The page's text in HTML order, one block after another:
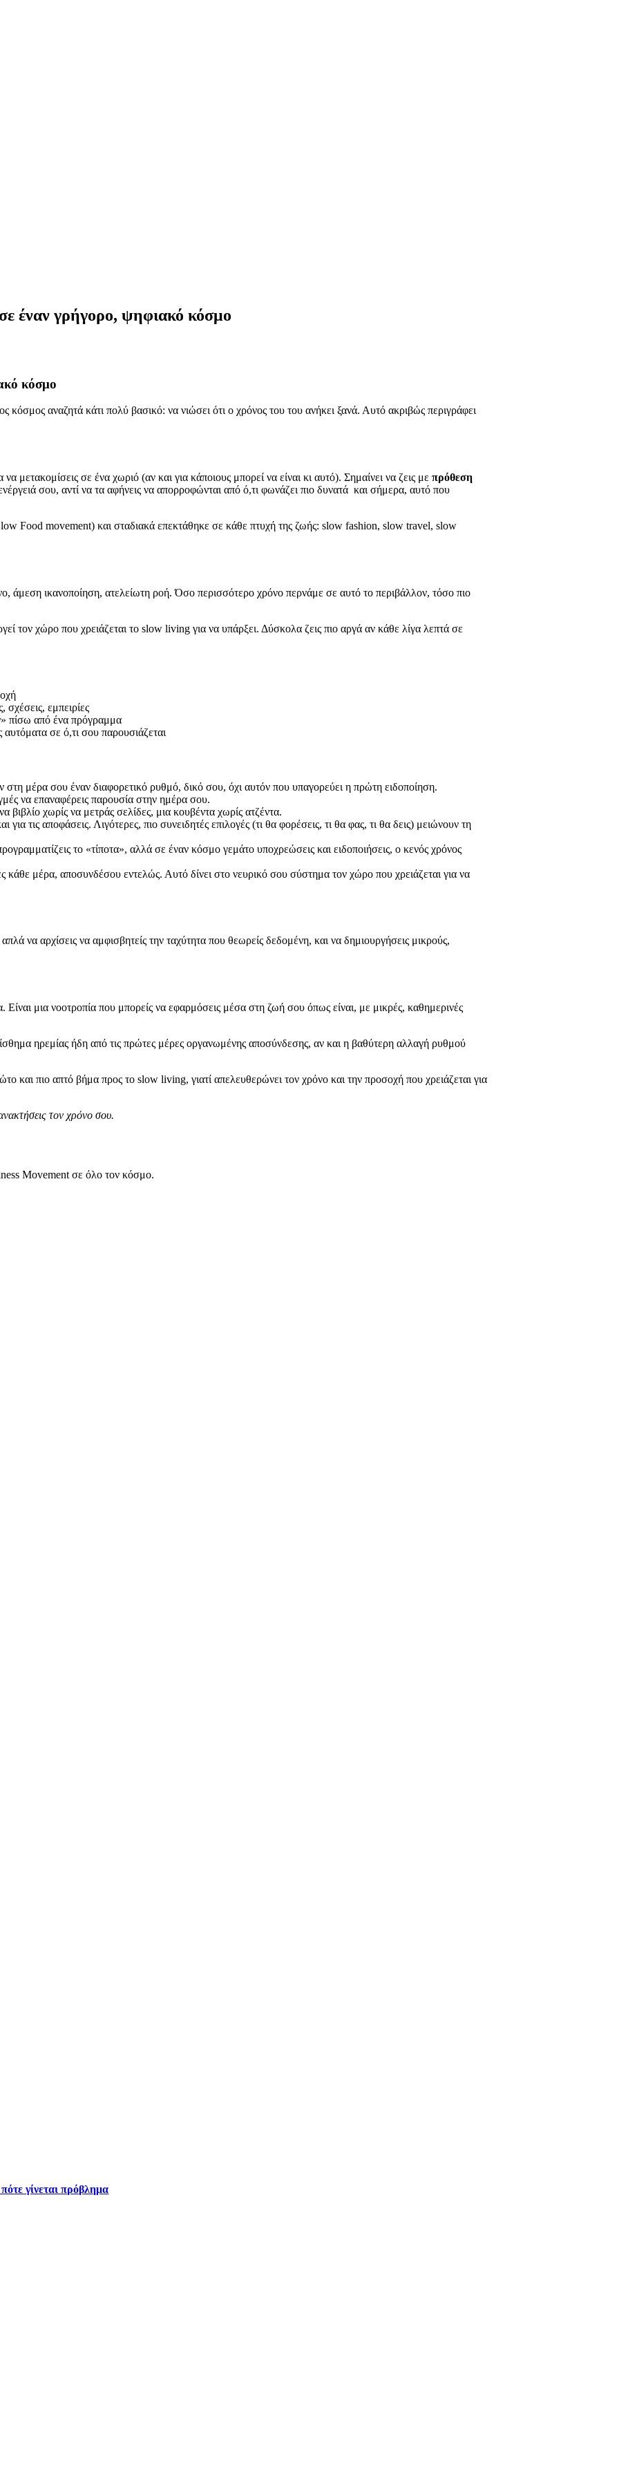
έναν γρήγορο, ψηφιακό κόσμο
κόσμο
κόσμος αναζητά κάτι πολύ βασικό: να νιώσει ότι ο χρόνος του του ανήκει ξανά. Αυτό ακριβώς περιγράφει
σε ένα χωριό (αν και για κάποιους μπορεί να είναι κι αυτό). Σημαίνει να ζεις με πρόθεση
σου, αντί να τα αφήνεις να απορροφώνται από ό,τι φωνάζει πιο δυνατά και σήμερα, αυτό που
Food movement) και σταδιακά επεκτάθηκε σε κάθε πτυχή της ζωής: slow fashion, slow travel, slow
άμεση ικανοποίηση, ατελείωτη ροή. Όσο περισσότερο χρόνο περνάμε σε αυτό το περιβάλλον, τόσο πιο
τον χώρο που χρειάζεται το slow living για να υπάρξει. Δύσκολα ζεις πιο αργά αν κάθε λίγα λεπτά σε
σχέσεις, εμπειρίες
πίσω από ένα πρόγραμμα
αυτόματα σε ό,τι σου παρουσιάζεται
μέρα σου έναν διαφορετικό ρυθμό, δικό σου, όχι αυτόν που υπαγορεύει η πρώτη ειδοποίηση.
να επαναφέρεις παρουσία στην ημέρα σου.
βιβλίο χωρίς να μετράς σελίδες, μια κουβέντα χωρίς ατζέντα.
τις αποφάσεις. Λιγότερες, πιο συνειδητές επιλογές (τι θα φορέσεις, τι θα φας, τι θα δεις) μειώνουν τη
το «τίποτα», αλλά σε έναν κόσμο γεμάτο υποχρεώσεις και ειδοποιήσεις, ο κενός χρόνος
μέρα, αποσυνδέσου εντελώς. Αυτό δίνει στο νευρικό σου σύστημα τον χώρο που χρειάζεται για να
να αρχίσεις να αμφισβητείς την ταχύτητα που θεωρείς δεδομένη, και να δημιουργήσεις μικρούς,
Είναι μια νοοτροπία που μπορείς να εφαρμόσεις μέσα στη ζωή σου όπως είναι, με μικρές, καθημερινές
ηρεμίας ήδη από τις πρώτες μέρες οργανωμένης αποσύνδεσης, αν και η βαθύτερη αλλαγή ρυθμού
και πιο απτό βήμα προς το slow living, γιατί απελευθερώνει τον χρόνο και την προσοχή που χρειάζεται για
τον χρόνο σου.
Movement σε όλο τον κόσμο.
γίνεται πρόβλημα